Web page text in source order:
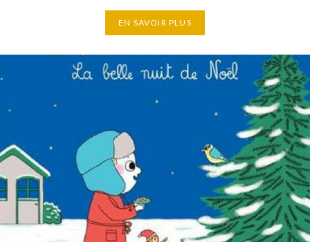
EN SAVOIR PLUS